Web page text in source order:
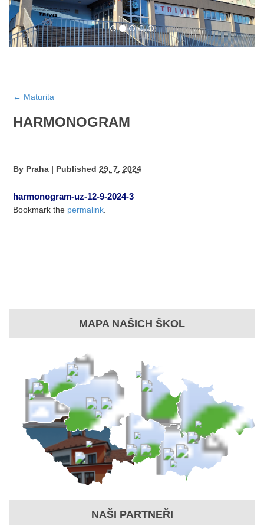
← Maturita
HARMONOGRAM
By Praha | Published 29. 7. 2024
harmonogram-uz-12-9-2024-3
Bookmark the permalink
MAPA NAŠICH ŠKOL
NAŠI PARTNEŘI